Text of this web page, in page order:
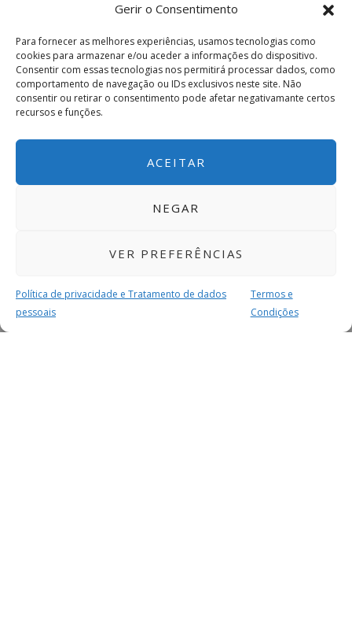
Gerir o Consentimento
Para fornecer as melhores experiências, usamos tecnologias como
cookies para armazenar e/ou aceder a informações do dispositivo.
Consentir com essas tecnologias nos permitirá processar dados, como
comportamento de navegação ou IDs exclusivos neste site. Não
consentir ou retirar o consentimento pode afetar negativamante certos
recursos e funções.
ACEITAR
NEGAR
VER PREFERÊNCIAS
Política de privacidade e Tratamento de dados
pessoais
Termos e
Condições